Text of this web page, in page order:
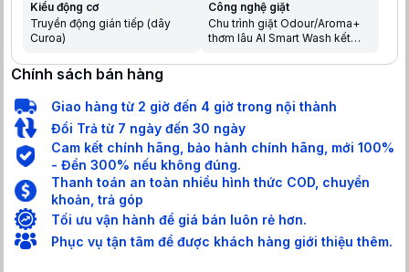
Kiểu động cơ
Truyền động gián tiếp (dây
Curoa)
Công nghệ giặt
Chu trình giặt Odour/Aroma+
thơm lâu AI Smart Wash kết
Econavi tối ưu hóa hiệu suất
Chính sách bán hàng
Giao hàng từ 2 giờ đến 4 giờ trong nội thành
Đổi Trả từ 7 ngày đến 30 ngày
Cam kết chính hãng, bảo hành chính hãng, mới 100%
- Đền 300% nếu không đúng.
Thanh toán an toàn nhiều hình thức COD, chuyển
khoản, trả góp
Tối ưu vận hành để giá bán luôn rẻ hơn.
Phục vụ tận tâm để được khách hàng giới thiệu thêm.